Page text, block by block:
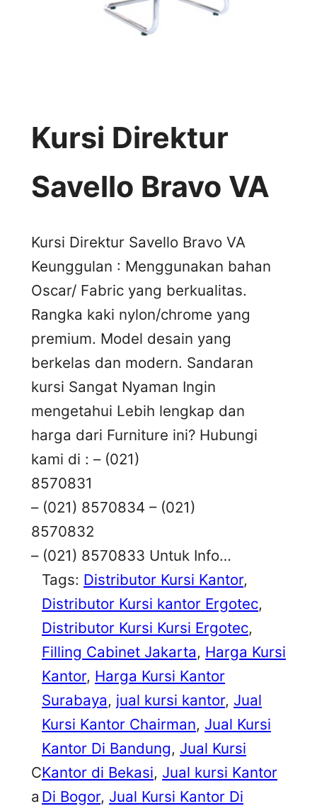
Kursi Direktur
Savello Bravo VA
Kursi Direktur Savello Bravo VA
Keunggulan : Menggunakan bahan
Oscar/ Fabric yang berkualitas.
Rangka kaki nylon/chrome yang
premium. Model desain yang
berkelas dan modern. Sandaran
kursi Sangat Nyaman Ingin
mengetahui Lebih lengkap dan
harga dari Furniture ini? Hubungi
kami di : – (021)
8570831
– (021) 8570834 – (021)
8570832
– (021) 8570833 Untuk Info…
C
a
Tags: Distributor Kursi Kantor
Distributor Kursi kantor Ergotec
Distributor Kursi Kursi Ergotec
Filling Cabinet Jakarta, Harga Kursi
Kantor, Harga Kursi Kantor
Surabaya, jual kursi kantor, Jual
Kursi Kantor Chairman, Jual Kursi
Kantor Di Bandung, Jual Kursi
Kantor di Bekasi, Jual kursi Kantor
Di Bogor, Jual Kursi Kantor Di